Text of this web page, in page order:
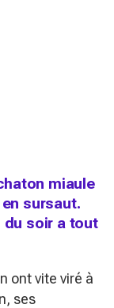
miaule
sursaut.
du soir a tout
ont vite viré à
ses